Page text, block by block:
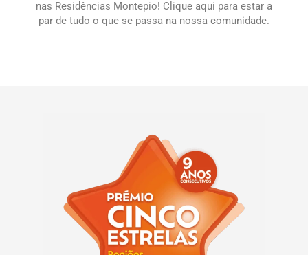
nas Residências Montepio! Clique aqui para estar a
par de tudo o que se passa na nossa comunidade.